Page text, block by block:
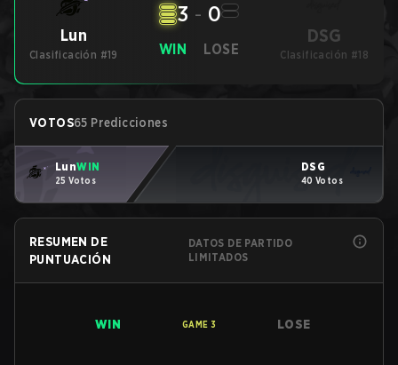
Lun
Clasificación #19 WIN
3 - 0
LOSE
DSG
Clasificación #18
VOTOS65 Predicciones
LunWIN
25 Votos
DSG
40 Votos
RESUMEN DE
PUNTUACIÓN
DATOS DE PARTIDO
LIMITADOS
WIN GAME 3 LOSE